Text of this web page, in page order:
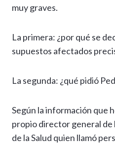
muy graves.
La primera: ¿por qué se
supuestos afectados
La segunda: ¿qué pidió
Según la información que
propio director general de
de la Salud quien llamó